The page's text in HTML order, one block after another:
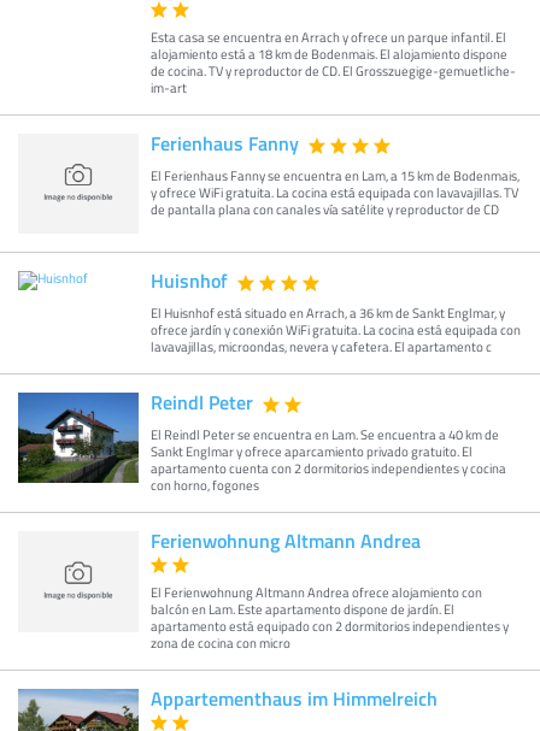
Esta casa se encuentra en Arrach y ofrece un parque infantil. El
alojamiento está a 18 km de Bodenmais. El alojamiento dispone
de cocina. TV y reproductor de CD. El Grosszuegige-gemuetliche-
im-art
Ferienhaus Fanny
El Ferienhaus Fanny se encuentra en Lam, a 15 km de Bodenmais,
y ofrece WiFi gratuita. La cocina está equipada con lavavajillas. TV
de pantalla plana con canales vía satélite y reproductor de CD
Huisnhof
El Huisnhof está situado en Arrach, a 36 km de Sankt Englmar, y
ofrece jardín y conexión WiFi gratuita. La cocina está equipada con
lavavajillas, microondas, nevera y cafetera. El apartamento c
Reindl Peter
El Reindl Peter se encuentra en Lam. Se encuentra a 40 km de
Sankt Englmar y ofrece aparcamiento privado gratuito. El
apartamento cuenta con 2 dormitorios independientes y cocina
con horno, fogones
Ferienwohnung Altmann Andrea
El Ferienwohnung Altmann Andrea ofrece alojamiento con
balcón en Lam. Este apartamento dispone de jardín. El
apartamento está equipado con 2 dormitorios independientes y
zona de cocina con micro
Appartementhaus im Himmelreich